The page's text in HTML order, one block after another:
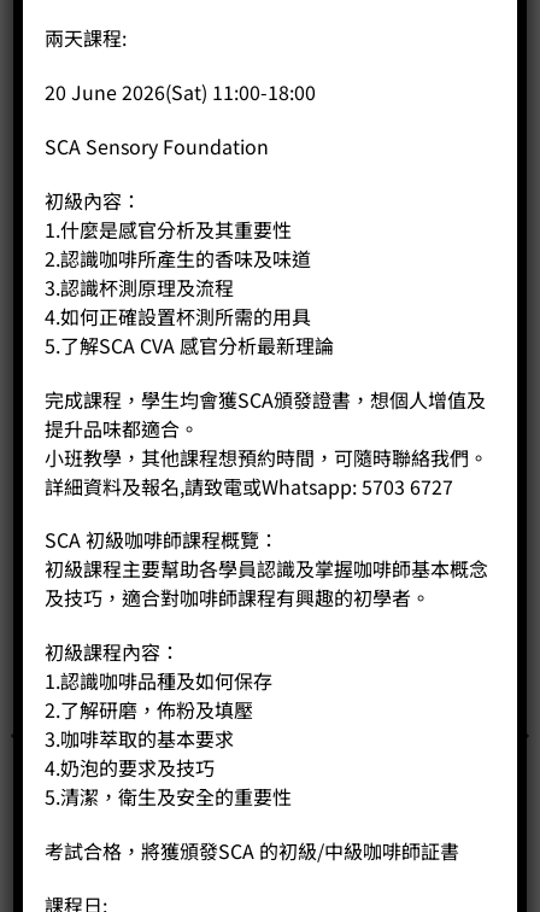
相關商品
兩天課程:
20 June 2026(Sat) 11:00-18:00
SCA Sensory Foundation
初級內容：
1.什麼是感官分析及其重要性
2.認識咖啡所產生的香味及味道
3.認識杯測原理及流程
4.如何正確設置杯測所需的用具
5.了解SCA CVA 感官分析最新理論
完成課程，學生均會獲SCA頒發證書，想個人增值及
提升品味都適合。
小班教學，其他課程想預約時間，可隨時聯絡我們。
詳細資料及報名,請致電或Whatsapp: 5703 6727
SCA 初級咖啡師課程概覽：
初級課程主要幫助各學員認識及掌握咖啡師基本概念
及技巧，適合對咖啡師課程有興趣的初學者。
初級課程內容：
1.認識咖啡品種及如何保存
2.了解研磨，佈粉及填壓
3.咖啡萃取的基本要求
4.奶泡的要求及技巧
5.清潔，衛生及安全的重要性
考試合格，將獲頒發SCA 的初級/中級咖啡師証書
課程日: